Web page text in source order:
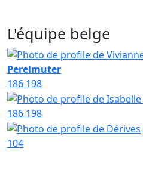
L'équipe belge
Perelmuter
186 198
186 198
104